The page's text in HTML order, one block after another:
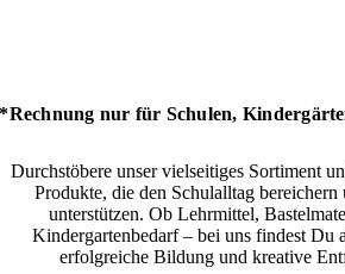
*Rechnung nur für Schulen,
Durchstöbere unser vielseitiges Sortiment
Produkte, die den Schulalltag bereichern
unterstützen. Ob Lehrmittel,
Kindergartenbedarf – bei uns findest Du
erfolgreiche Bildung und kreative